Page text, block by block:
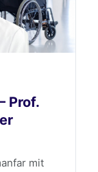
Prof.
mit